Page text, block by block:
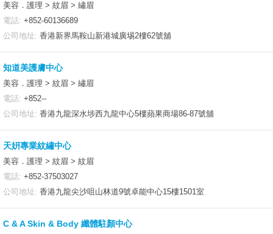
美容．護理 > 紋眉 > 繡眉
電話: +852-60136689
公司地址: 香港新界馬鞍山新港城廣埸2樓62號舖
知道美護膚中心
美容．護理 > 紋眉 > 繡眉
電話: +852--
公司地址: 香港九龍深水埗西九龍中心5樓蘋果商場86-87號舖
天姸專業紋繡中心
美容．護理 > 紋眉 > 紋眉
電話: +852-37503027
公司地址: 香港九龍尖沙咀山林道9號卓能中心15樓1501室
C & A Skin & Body 纖體駐顏中心